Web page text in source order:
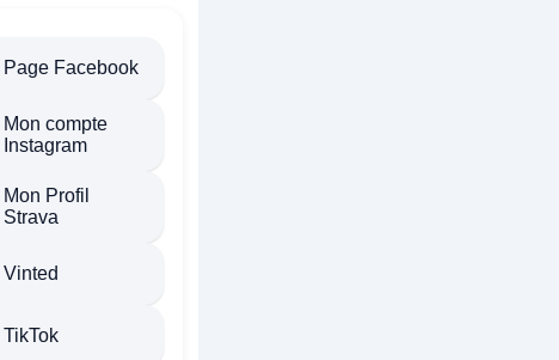
Page Facebook
Mon compte
Instagram
Mon Profil
Strava
Vinted
TikTok